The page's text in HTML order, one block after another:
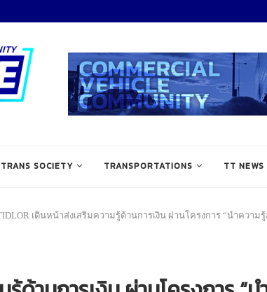
TRANS SOCIETY TRANSPORTATIONS TT NEWS
เดินหน้าส่งเสริมความรู้ด้านการเงิน ผ่านโครงการ “นำค